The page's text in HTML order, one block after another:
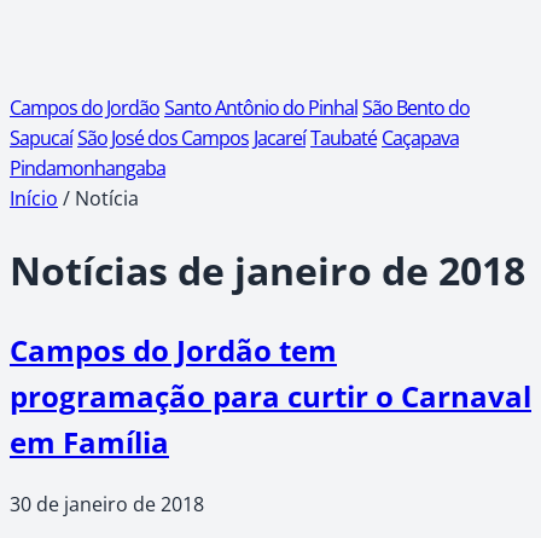
Campos do JordãoSanto Antônio do PinhalSão Bento do
SapucaíSão José dos Campos JacareíTaubaté Caçapava
Pindamonhangaba
Início / Notícia
Notícias de janeiro de 2018
Campos do Jordão tem
programação para curtir o Carnaval
em Família
30 de janeiro de 2018